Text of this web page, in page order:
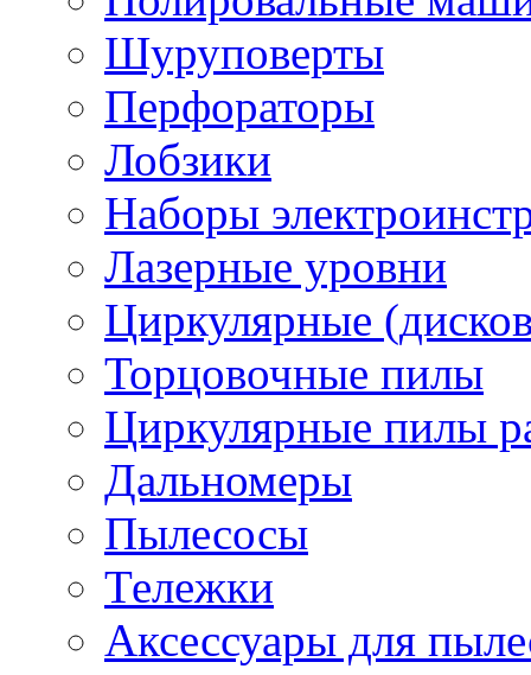
Шуруповерты
Перфораторы
Лобзики
Наборы
Лазерные уровни
Циркулярные
Торцовочные пилы
Циркулярные пилы
Дальномеры
Пылесосы
Тележки
Аксессуары для